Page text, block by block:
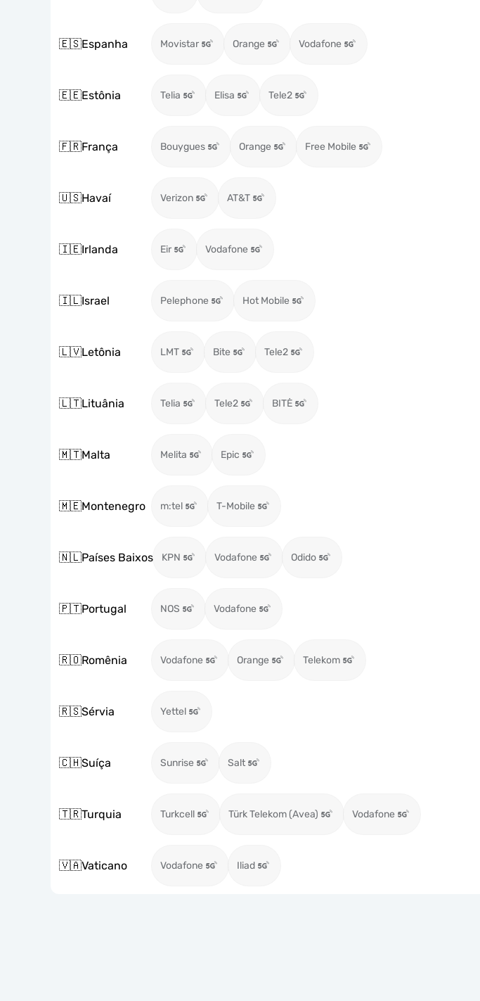
🇪🇸Espanha Movistar Orange Vodafone
🇪🇪Estônia Telia Elisa Tele2
🇫🇷França Bouygues Orange Free Mobile
🇺🇸Havaí Verizon AT&T
🇮🇪Irlanda Eir Vodafone
🇮🇱Israel Pelephone Hot Mobile
🇱🇻Letônia LMT Bite Tele2
🇱🇹Lituânia Telia Tele2 BITĖ
🇲🇹Malta Melita Epic
🇲🇪Montenegro m:tel T-Mobile
🇳🇱Países Baixos KPN Vodafone Odido
🇵🇹Portugal NOS Vodafone
🇷🇴Romênia Vodafone Orange Telekom
🇷🇸Sérvia Yettel
🇨🇭Suíça Sunrise Salt
🇹🇷Turquia Turkcell Türk Telekom (Avea) Vodafone
🇻🇦Vaticano Vodafone Iliad